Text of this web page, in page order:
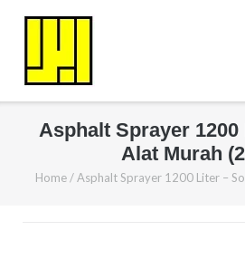
Asphalt Sprayer
Alat Murah
Home/Asphalt Sprayer 1200 Liter –